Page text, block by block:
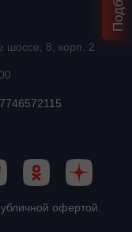
шоссе, 8, корп. 2
офертой.